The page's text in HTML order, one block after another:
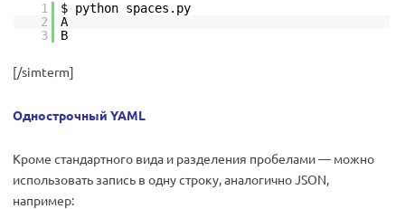
1
$ python spaces.py
2
A
3
B
[/simterm]
Однострочный YAML
Кроме стандартного вида и разделения пробелами — можно
использовать запись в одну строку, аналогично JSON,
например: